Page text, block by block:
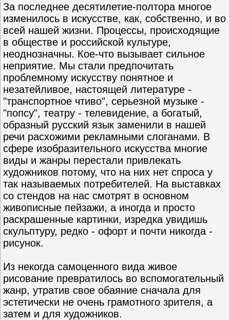
За последнее десятилетие-полтора многое
изменилось в искусстве, как, собственно, и во
всей нашей жизни. Процессы, происходящие
в обществе и российской культуре,
неоднозначны. Кое-что вызывает сильное
неприятие. Мы стали предпочитать
проблемному искусству понятное и
незатейливое, настоящей литературе -
"транспортное чтиво", серьезной музыке -
"попсу", театру - телевидение, а богатый,
образный русский язык заменили в нашей
речи расхожими рекламными слоганами. В
сфере изобразительного искусства многие
виды и жанры перестали привлекать
художников потому, что на них нет спроса у
так называемых потребителей. На выставках
со стендов на нас смотрят в основном
живописные пейзажи, а иногда и просто
раскрашенные картинки, изредка увидишь
скульптуру, редко - офорт и почти никогда -
рисунок.
Из некогда самоценного вида живое
рисование превратилось во вспомогательный
жанр, утратив свое обаяние сначала для
эстетически не очень грамотного зрителя, а
затем и для художников.